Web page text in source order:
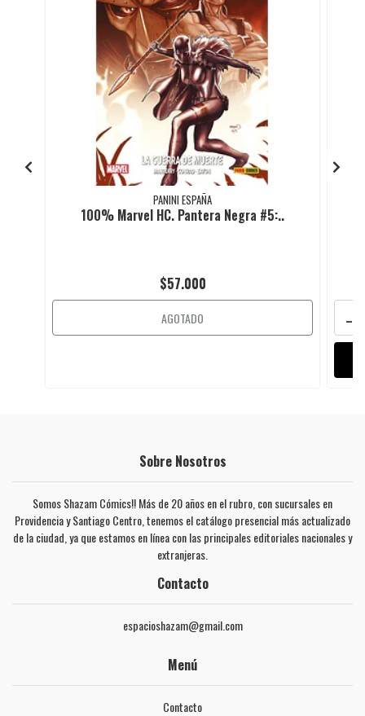
PANINI ESPAÑA
100% Marvel HC. Pantera Negra #5:..
$57.000
AGOTADO -
Sobre Nosotros
Somos Shazam Cómics!! Más de 20 años en el rubro, con sucursales en
Providencia y Santiago Centro, tenemos el catálogo presencial más actualizado
de la ciudad, ya que estamos en línea con las principales editoriales nacionales y
extranjeras.
Contacto
espacioshazam@gmail.com
Menú
Contacto